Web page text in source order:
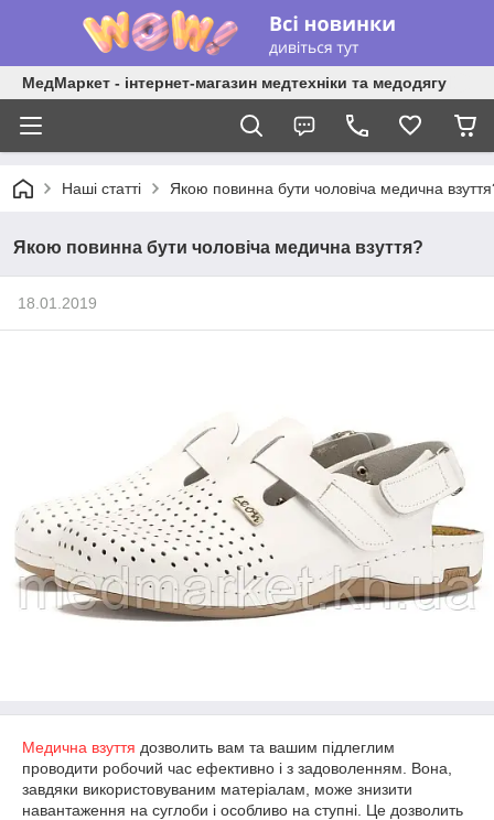
МедМаркет - інтернет-магазин медтехніки та медодягу
Наші статті Якою повинна бути чоловіча медична
Якою повинна бути чоловіча медична взуття?
18.01.2019
Медична взуття дозволить вам та вашим підлеглим
проводити робочий час ефективно і з задоволенням. Вона,
завдяки використовуваним матеріалам, може знизити
навантаження на суглоби і особливо на ступні. Це дозволить